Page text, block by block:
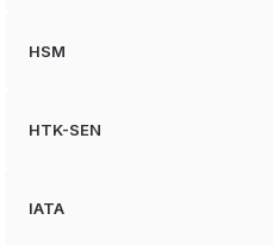
HSM
HTK-SEN
IATA